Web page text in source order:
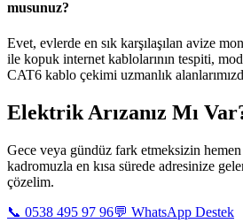
musunuz?
Evet, evlerde en sık karşılaşılan avize
ile kopuk internet kablolarının tespiti,
CAT6 kablo çekimi uzmanlık
Elektrik Arızanız Mı
Gece veya gündüz fark etmeksizin
kadromuzla en kısa sürede adresinize
çözelim.
📞 0538 495 97 96💬 WhatsApp Destek